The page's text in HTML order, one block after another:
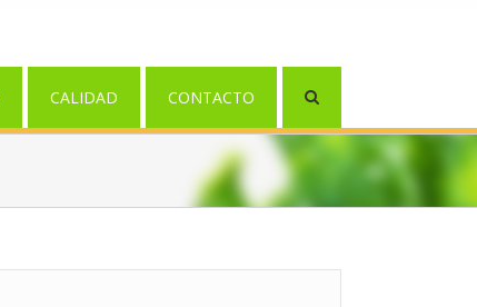
CALIDAD CONTACTO